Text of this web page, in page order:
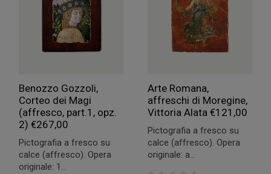
Benozzo Gozzoli,
Corteo dei Magi
(affresco, part.1, opz.
2)€267,00
Pictografia a fresco su
calce (affresco). Opera
originale: 1...
Arte Romana,
affreschi di Moregine,
Vittoria Alata €121,00
Pictografia a fresco su
calce (affresco). Opera
originale: a...